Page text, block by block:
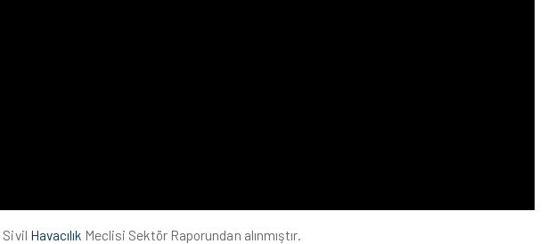
Sivil Havacılık Meclisi Sektör Raporundan alınmıştır.